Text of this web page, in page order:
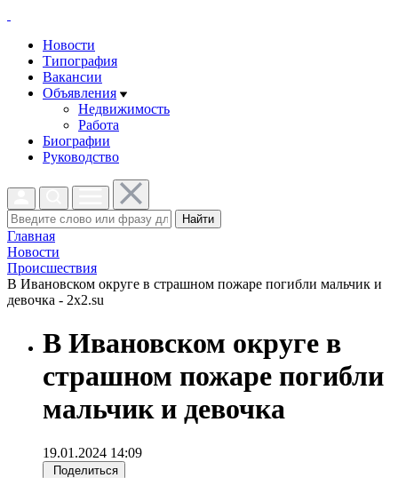
Новости
Типография
Вакансии
Объявления
Недвижимость
Работа
Биографии
Руководство
Найти
Главная
Новости
Проиcшествия
В Ивановском округе в страшном пожаре погибли мальчик и
девочка - 2x2.su
В Ивановском округе в
страшном пожаре погибли
мальчик и девочка
19.01.2024 14:09
Поделиться